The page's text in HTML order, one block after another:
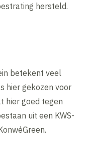
hersteld.
betekent veel
hier gekozen voor
hier goed tegen
uit een KWS-